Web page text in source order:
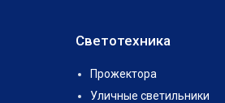
Светотехника
Прожектора
Уличные светильники